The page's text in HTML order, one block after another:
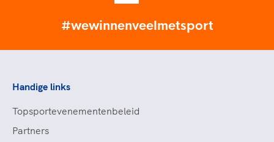
#wewinnenveelmetsport
Handige links
Topsportevenementenbeleid
Partners